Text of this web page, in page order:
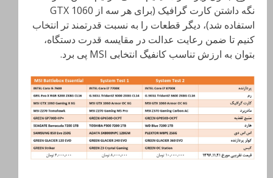
نگه داشتن کارت گرافیک (برای هر سه از GTX 1060
استفاده شد)، دیگر قطعات را به نسبت قدرتمند تر انتخاب
کنیم تا ضمن رعایت عدالت در مقایسه قدرت دستگاه،
بتوان به ارزش تناسب کانفیگ انتخابی MSI پی برد.